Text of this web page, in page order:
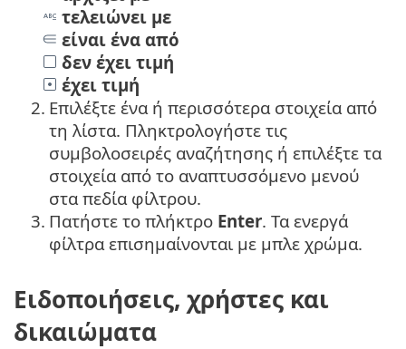
τελειώνει με
είναι ένα από
δεν έχει τιμή
έχει τιμή
2. Επιλέξτε ένα ή περισσότερα στοιχεία από
τη λίστα. Πληκτρολογήστε τις
συμβολοσειρές αναζήτησης ή επιλέξτε τα
στοιχεία από το αναπτυσσόμενο μενού
στα πεδία φίλτρου.
3. Πατήστε το πλήκτρο Enter. Τα ενεργά
φίλτρα επισημαίνονται με μπλε χρώμα.
Ειδοποιήσεις, χρήστες και
δικαιώματα